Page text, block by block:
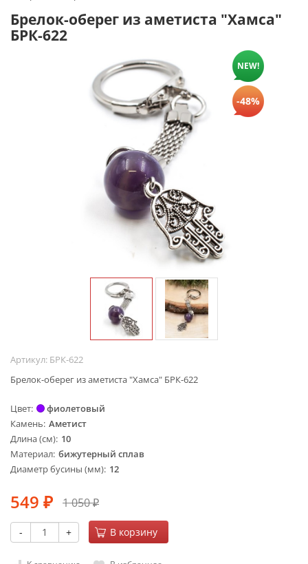
Брелок-оберег из аметиста "Хамса"
БРК-622
NEW!
-48%
Артикул: БРК-622
Брелок-оберег из аметиста "Хамса" БРК-622
Цвет
фиолетовый
Камень Аметист
Длина (см) 10
Материал бижутерный сплав
Диаметр бусины (мм) 12
549 ₽ 1 050₽
- + В корзину